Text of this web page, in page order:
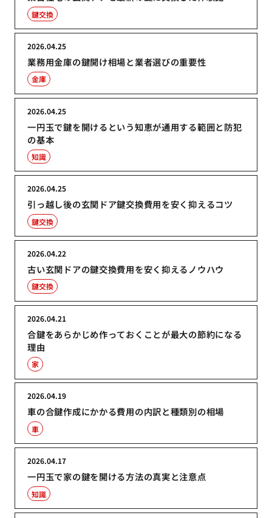
鍵交換
業務用金庫の鍵開け相場と業者選びの重要性
2026.04.25
金庫
一円玉で鍵を開けるという知恵が通用する範囲と防犯
の基本
2026.04.25
知識
引っ越し後の玄関ドア鍵交換費用を安く抑えるコツ
2026.04.25
鍵交換
古い玄関ドアの鍵交換費用を安く抑えるノウハウ
2026.04.22
鍵交換
合鍵をあらかじめ作っておくことが最大の節約になる
理由
2026.04.21
家
車の合鍵作成にかかる費用の内訳と種類別の相場
2026.04.19
車
一円玉で家の鍵を開ける方法の真実と注意点
2026.04.17
知識